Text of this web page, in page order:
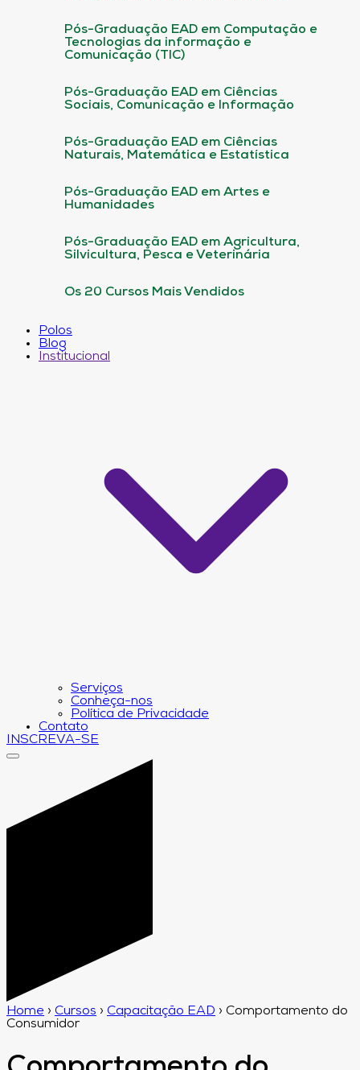
Pós-Graduação EAD em Computação e
Tecnologias da informação e
Comunicação (TIC)
Pós-Graduação EAD em Ciências
Sociais, Comunicação e Informação
Pós-Graduação EAD em Ciências
Naturais, Matemática e Estatística
Pós-Graduação EAD em Artes e
Humanidades
Pós-Graduação EAD em Agricultura,
Silvicultura, Pesca e Veterinária
Os 20 Cursos Mais Vendidos
Polos
Blog
Institucional
Serviços
Conheça-nos
Política de Privacidade
Contato
INSCREVA-SE
Home › Cursos › Capacitação EAD › Comportamento do
Consumidor